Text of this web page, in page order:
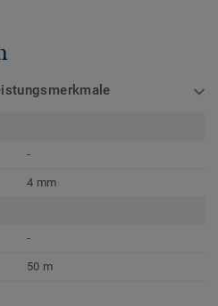
-
4 mm
-
50 m